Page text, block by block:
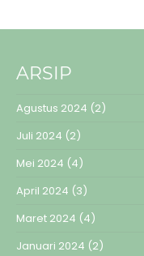
ARSIP
Agustus 2024 (2)
Juli 2024 (2)
Mei 2024 (4)
April 2024 (3)
Maret 2024 (4)
Januari 2024 (2)